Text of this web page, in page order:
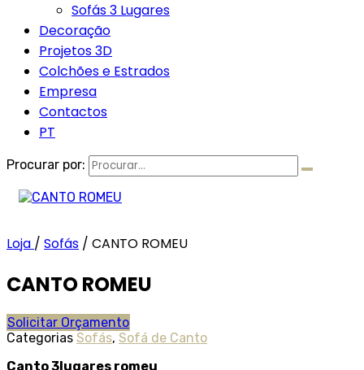
Sofás 3 Lugares
Decoração
Projetos 3D
Colchões e Estrados
Empresa
Contactos
PT
Procurar por:
Loja / Sofás / CANTO ROMEU
CANTO ROMEU
Solicitar Orçamento
Categorias Sofás, Sofá de Canto
Canto 3lugares romeu